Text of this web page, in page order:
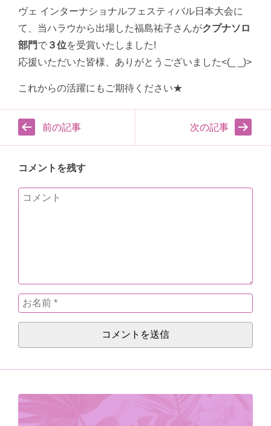
ヴェ インターナショナルフェスティバル日本大会に
て、当ハラウから出場した福島祐子さんがクプナソロ
部門で ３位を受賞いたしました!
応援いただいた皆様、ありがとうございました<(_ _)>
これからの活躍にもご期待ください★
前の記事 次の記事
コメントを残す